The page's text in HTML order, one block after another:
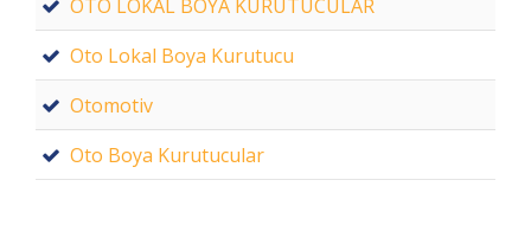
OTO LOKAL BOYA KURUTUCULAR
Oto Lokal Boya Kurutucu
Otomotiv
Oto Boya Kurutucular